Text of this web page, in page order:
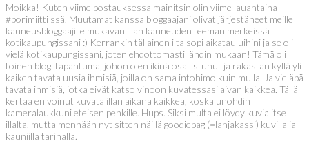
Moikka! Kuten viime postauksessa mainitsin olin viime lauantaina
#porimiitti ssä. Muutamat kanssa bloggaajani olivat järjestäneet meille
kauneusbloggaajille mukavan illan kauneuden teeman merkeissä
kotikaupungissani :) Kerrankin tällainen ilta sopi aikatauluihini ja se oli
vielä kotikaupungissani, joten ehdottomasti lähdin mukaan! Tämä oli
toinen blogi tapahtuma, johon olen ikinä osallistunut ja rakastan kyllä yli
kaiken tavata uusia ihmisiä, joilla on sama intohimo kuin mulla. Ja vieläpä
tavata ihmisiä, jotka eivät katso vinoon kuvatessasi aivan kaikkea. Tällä
kertaa en voinut kuvata illan aikana kaikkea, koska unohdin
kameralaukkuni eteisen penkille. Hups. Siksi multa ei löydy kuvia itse
illalta, mutta mennään nyt sitten näillä goodiebag (=lahjakassi) kuvilla ja
kauniilla tarinalla.